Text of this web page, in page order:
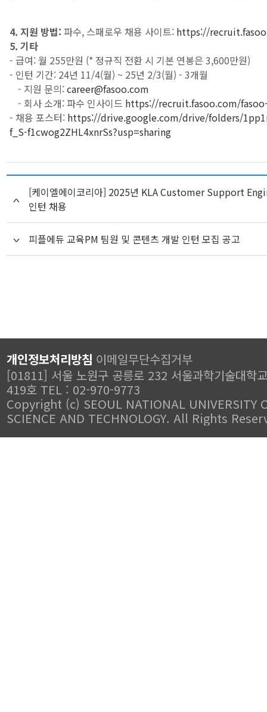
4. 지원 방법: 파수, 스패로우 채용 사이트: https://
5. 기타
- 급여: 월 255만원 (* 정규직 전환 시 기본 연봉은 3,600만원)
- 인턴 기간: 24년 11/4(월) ~ 25년 2/3(월) - 3개월
- 지원 문의:career@fasoo.com
- 회사 소개: 파수 인사이드 https://recruit.fasoo.com/
- 채용 포스터: https://drive.google.com/drive/folders/
f_S-f1cwog2ZHL4xnrSs?usp=sharing
[케이엘에이코리아] 2025년 KLA Customer Support
인턴 채용
피플에듀 교육PM 팀원 및 콘텐츠 개발 인턴 모집 공고
개인정보처리방침 이메일무단수집거부
[01811] 서울 노원구 공릉로 232 서울과학기술대학
419호 TEL : 02-970-9773
Copyright (c) SEOUL NATIONAL UNIVERSITY
SCIENCE AND TECHNOLOGY. All Rights